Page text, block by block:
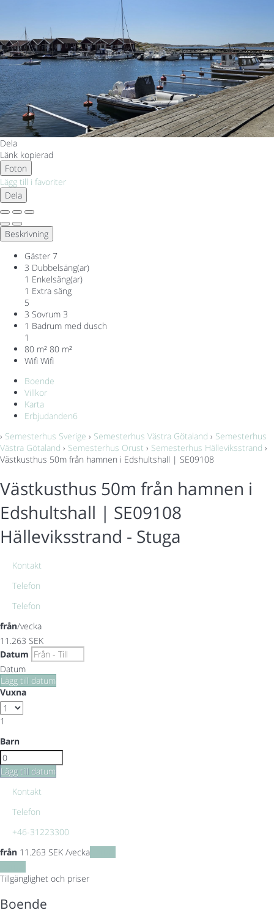
Dela
Länk kopierad
Foton
Lägg till i favoriter
Dela
Beskrivning
Gäster 7
3 Dubbelsäng(ar)
1 Enkelsäng(ar)
1 Extra säng
5
3 Sovrum 3
1 Badrum med dusch
1
80 m² 80 m²
Wifi Wifi
Boende
Villkor
Karta
Erbjudanden6
› Semesterhus Sverige › Semesterhus Västra Götaland › Semesterhus
Västra Götaland › Semesterhus Orust › Semesterhus Hälleviksstrand ›
Västkusthus 50m från hamnen i Edshultshall | SE09108
Västkusthus 50m från hamnen i
Edshultshall | SE09108
Hälleviksstrand - Stuga
Kontakt
Telefon
Telefon
från/vecka
11.263 SEK
Datum
Datum
Lägg till datum
Vuxna
1
Barn
Lägg till datum
Kontakt
Telefon
+46-31223300
från 11.263 SEK /vecka
Tillgänglighet och priser
Boende